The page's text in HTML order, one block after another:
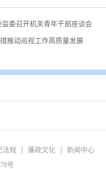
委召开机关青年干部座谈会
推动巡视工作高质量发展
法规 廉政文化
新闻中心
号